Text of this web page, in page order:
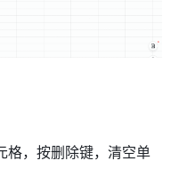
格，按删除键，清空单